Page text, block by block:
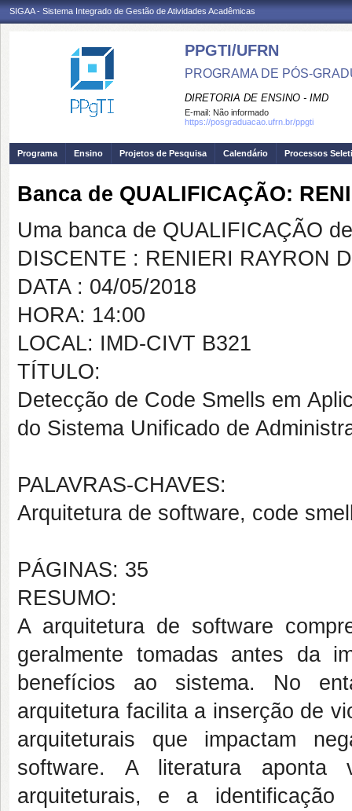
SIGAA - Sistema Integrado de Gestão de Atividades Acadêmicas
PPGTI/UFRN
PROGRAMA DE PÓS-
DIRETORIA DE ENSINO - IMD
E-mail: Não informado
https://posgraduacao.ufrn.br/ppgti
Programa Ensino Projetos de Pesquisa Calendário Processos
Banca de QUALIFICAÇÃO:
Uma banca de QUALIFICAÇÃO
DISCENTE : RENIERI RAYRON
DATA : 04/05/2018
HORA: 14:00
LOCAL: IMD-CIVT B321
TÍTULO:
Detecção de Code Smells em
do Sistema Unificado de
PALAVRAS-CHAVES:
Arquitetura de software, code
PÁGINAS: 35
RESUMO:
A arquitetura de software
geralmente tomadas antes da
benefícios ao sistema. No
arquitetura facilita a inserção de
arquiteturais que impactam
software. A literatura aponta
arquiteturais, e a